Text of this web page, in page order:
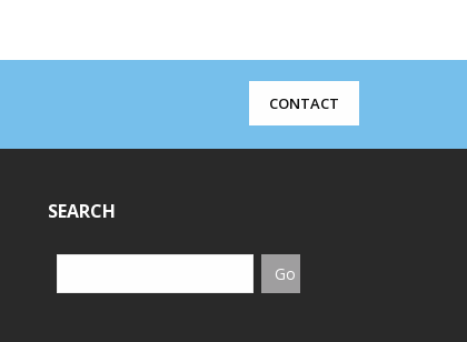
CONTACT
SEARCH